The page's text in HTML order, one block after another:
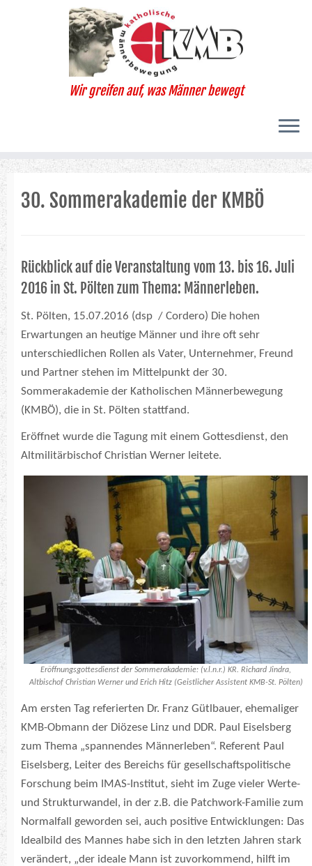
Wir greifen auf, was Männer bewegt
30. Sommerakademie der KMBÖ
Rückblick auf die Veranstaltung vom 13. bis 16. Juli
2016 in St. Pölten zum Thema: Männerleben.
St. Pölten, 15.07.2016 (dsp / Cordero) Die hohen
Erwartungen an heutige Männer und ihre oft sehr
unterschiedlichen Rollen als Vater, Unternehmer, Freund
und Partner stehen im Mittelpunkt der 30.
Sommerakademie der Katholischen Männerbewegung
(KMBÖ), die in St. Pölten stattfand.
Eröffnet wurde die Tagung mit einem Gottesdienst, den
Altmilitärbischof Christian Werner leitete.
Eröffnungsgottesdienst der Sommerakademie: (v.l.n.r.) KR. Richard Jindra,
Altbischof Christian Werner und Erich Hitz (Geistlicher Assistent KMB-St. Pölten)
Am ersten Tag referierten Dr. Franz Gütlbauer, ehemaliger
KMB-Obmann der Diözese Linz und DDR. Paul Eiselsberg
zum Thema „spannendes Männerleben“. Referent Paul
Eiselsberg, Leiter des Bereichs für gesellschaftspolitische
Forschung beim IMAS-Institut, sieht im Zuge vieler Werte-
und Strukturwandel, in der z.B. die Patchwork-Familie zum
Normalfall geworden sei, auch positive Entwicklungen: Das
Idealbild des Mannes habe sich in den letzten Jahren stark
verändert, „der ideale Mann ist zuvorkommend, hilft im